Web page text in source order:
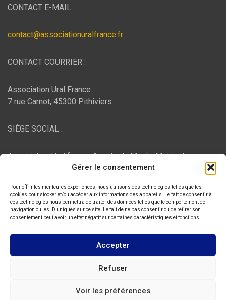
Gérer le consentement
Pour offrir les meilleures expériences, nous utilisons des technologies telles que les
cookies pour stocker et/ou accéder aux informations des appareils. Le fait de consentir à
ces technologies nous permettra de traiter des données telles que le comportement de
navigation ou les ID uniques sur ce site. Le fait de ne pas consentir ou de retirer son
consentement peut avoir un effet négatif sur certaines caractéristiques et fonctions.
Accepter
Refuser
Voir les préférences
CONTACT E-MAIL :
contact@associationuralfrance.fr
CONTACT COURRIER :
Association Ural France
7 rue Carnot, 45300 Pithiviers
SIÈGE SOCIAL :
Association Ural france, 1 route du Mont - Mairie de
Bujaleuf, 87460 Bujaleuf
HÉBERGEMENT :
, Chemin des Pardiaux, 63000 Clermont-Ferrand
ASSOCIATION URAL FRANCE
Fièrement propulsé par :